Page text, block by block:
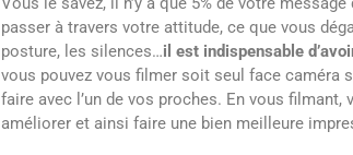
passer à travers votre attitude, ce que vous
posture, les silences…il est indispensable
vous pouvez vous filmer soit seul face caméra
faire avec l’un de vos proches. En vous
améliorer et ainsi faire une bien meilleure